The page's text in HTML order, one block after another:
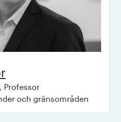
Professor
och gränsområden